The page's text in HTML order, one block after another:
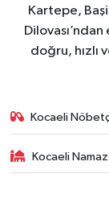
Kartepe,
doğru, hızlı
Kocaeli
Kocaeli